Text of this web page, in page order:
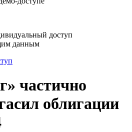
доступ
данным
частично
облигации